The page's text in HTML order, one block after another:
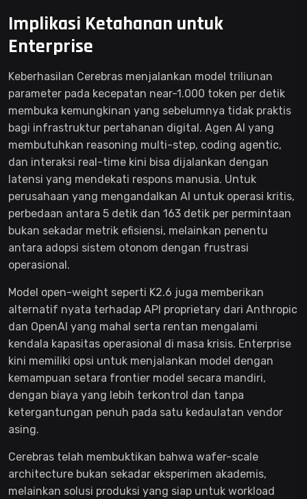
Implikasi Ketahanan untuk
Enterprise
Keberhasilan Cerebras menjalankan model triliunan
parameter pada kecepatan near-1.000 token per detik
membuka kemungkinan yang sebelumnya tidak praktis
bagi infrastruktur pertahanan digital. Agen AI yang
membutuhkan reasoning multi-step, coding agentic,
dan interaksi real-time kini bisa dijalankan dengan
latensi yang mendekati respons manusia. Untuk
perusahaan yang mengandalkan AI untuk operasi kritis,
perbedaan antara 5 detik dan 163 detik per permintaan
bukan sekadar metrik efisiensi, melainkan penentu
antara adopsi sistem otonom dengan frustrasi
operasional.
Model open-weight seperti K2.6 juga memberikan
alternatif nyata terhadap API proprietary dari Anthropic
dan OpenAI yang mahal serta rentan mengalami
kendala kapasitas operasional di masa krisis. Enterprise
kini memiliki opsi untuk menjalankan model dengan
kemampuan setara frontier model secara mandiri,
dengan biaya yang lebih terkontrol dan tanpa
ketergantungan penuh pada satu kedaulatan vendor
asing.
Cerebras telah membuktikan bahwa wafer-scale
architecture bukan sekadar eksperimen akademis,
melainkan solusi produksi yang siap untuk workload